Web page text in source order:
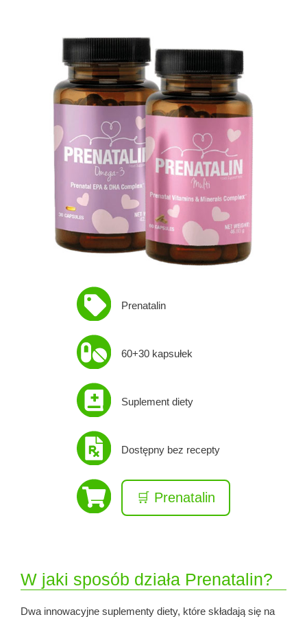
Prenatalin
60+30 kapsułek
Suplement diety
Dostępny bez recepty
🛒 Prenatalin
W jaki sposób działa Prenatalin?
Dwa innowacyjne suplementy diety, które składają się na